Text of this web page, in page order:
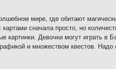
мире, где обитают
сначала просто, но
картинки. Девочки могут играть в
и множеством квестов.